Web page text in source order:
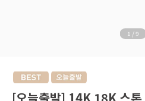
1 /9
[오늘출발] 14K 18K 스톤